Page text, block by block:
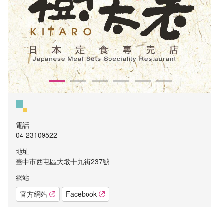
電話
04-23109522
地址
臺中市西屯區大墩十九街237號
網站
官方網站
Facebook